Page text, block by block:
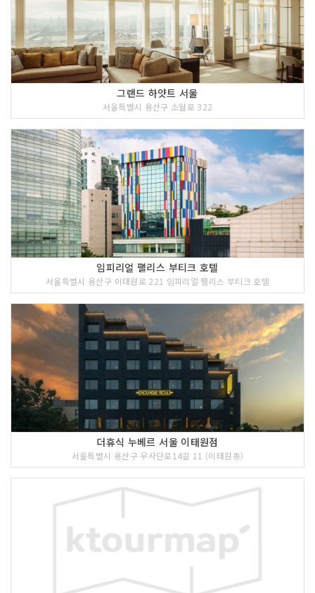
그랜드 하얏트 서울
서울특별시 용산구 소월로 322
임피리얼 팰리스 부티크 호텔
서울특별시 용산구 이태원로 221 임피리얼 팰리스 부티크 호텔
더휴식 누베르 서울 이태원점
서울특별시 용산구 우사단로14길 11 (이태원동)